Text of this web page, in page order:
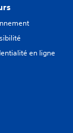
en ligne